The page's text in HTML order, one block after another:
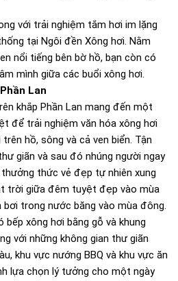
với trải nghiệm tắm hơi im lặng
tại Ngôi đền Xông hơi. Nằm
nổi tiếng bên bờ hồ, bạn còn có
mình giữa các buổi xông hơi.
Lan
khắp Phần Lan mang đến một
để trải nghiệm văn hóa xông hơi
hồ, sông và cả ven biển. Tận
giãn và sau đó nhúng người ngay
thức vẻ đẹp tự nhiên xung
trời giữa đêm tuyệt đẹp vào mùa
trong nước băng vào mùa đông.
xông hơi bằng gỗ và khung
với những không gian thư giãn
khu vực nướng BBQ và khu vực ăn
lựa chọn lý tưởng cho một ngày